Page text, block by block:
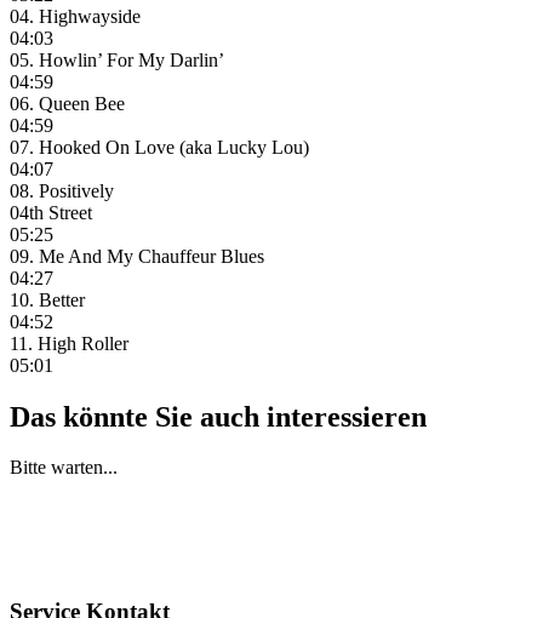
04. Highwayside
04:03
05. Howlin’ For My Darlin’
04:59
06. Queen Bee
04:59
07. Hooked On Love (aka Lucky Lou)
04:07
08. Positively
04th Street
05:25
09. Me And My Chauffeur Blues
04:27
10. Better
04:52
11. High Roller
05:01
Das könnte Sie auch interessieren
Bitte warten...
Service Kontakt